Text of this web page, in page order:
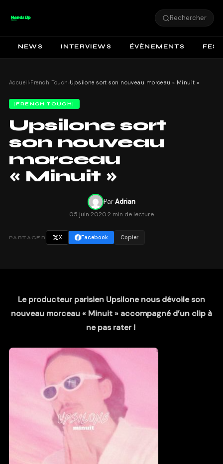
Rechercher
NEWS INTERVIEWS ÉVÈNEMENTS
Accueil›French Touch ›Upsilone sort son nouveau morceau « Minuit »
FRENCH TOUCH
Upsilone sort
son nouveau
morceau
« Minuit »
ParAdrian
05 juin 20202 min de lecture
PARTAGER X Facebook Copier
Le producteur parisien Upsilone nous dévoile son
nouveau morceau « Minuit » accompagné d’un clip à
ne pas rater !